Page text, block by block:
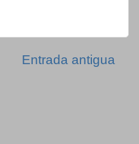
Entrada antigua